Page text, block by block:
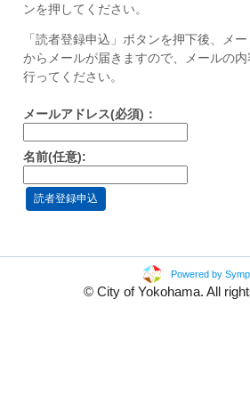
ンを押してください。
「読者登録申込」ボタンを押下後、メ
からメールが届きますので、メールの
行ってください。
メールアドレス(必須)：
名前(任意):
Powered by
© City of Yokohama. All